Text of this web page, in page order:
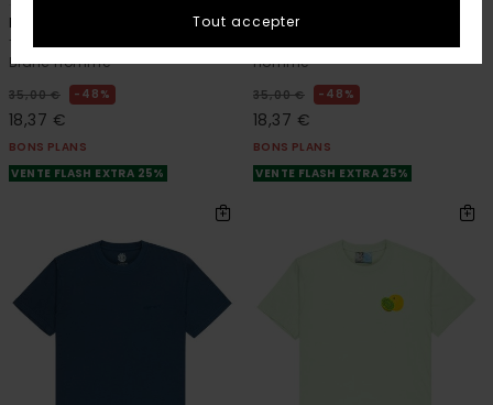
Fruit
T-Shirt à manches courtes
Blanc Homme
35,00 € 48%
18,37 €
BONS PLANS
VENTE FLASH EXTRA 25%
Pool Draining
T-Shirt à manches courtes Noir
Homme
35,00 € 48%
18,37 €
BONS PLANS
VENTE FLASH EXTRA 25%
Tout accepter